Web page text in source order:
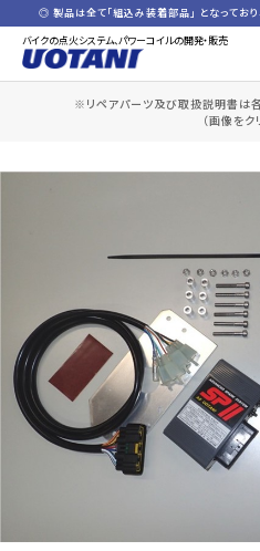
バイクの点火システム、パワーコイルの開発・販売
◎ 製品は全て「組込み装着部品」 となっており
※リペアパーツ及び取扱説明書は各
（画像をク
全商品一覧 D.M900/SS